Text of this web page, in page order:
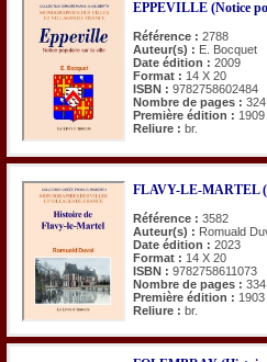
EPPEVILLE (Notice
Référence : 2788
Auteur(s) : E. Bocquet
Date édition : 2009
Format : 14 X 20
ISBN : 9782758602484
Nombre de pages : 324
Première édition : 1909
Reliure : br.
FLAVY-LE-MARTEL
Référence : 3582
Auteur(s) : Romuald
Date édition : 2023
Format : 14 X 20
ISBN : 9782758611073
Nombre de pages : 334
Première édition : 1903
Reliure : br.